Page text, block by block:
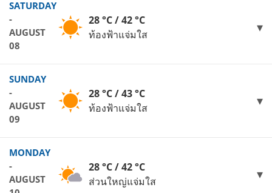
SATURDAY
-
AUGUST
08
28 °C / 42 °C
ท้องฟ้าแจ่มใส
SUNDAY
-
AUGUST
09
28 °C / 43 °C
ท้องฟ้าแจ่มใส
MONDAY
-
AUGUST
28 °C / 42 °C
ส่วนใหญ่แจ่มใส